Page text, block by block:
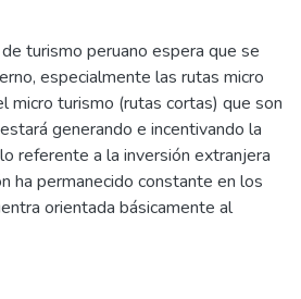
turismo peruano espera que se
especialmente las rutas micro
micro turismo (rutas cortas) que son
generando e incentivando la
referente a la inversión extranjera
ha permanecido constante en los
orientada básicamente al